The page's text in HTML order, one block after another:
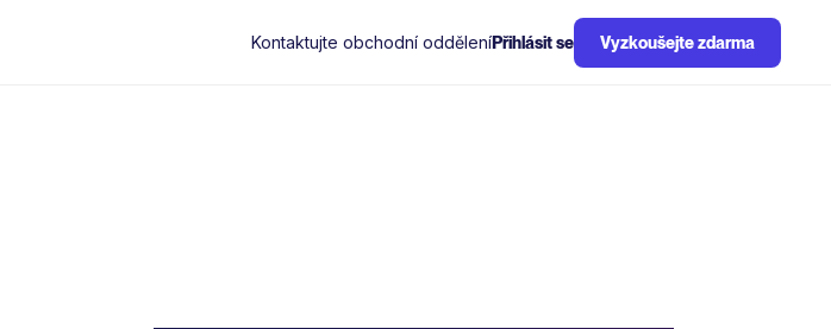
Kontaktujte obchodní odděleníPřihlásit se Vyzkoušejte zdarma